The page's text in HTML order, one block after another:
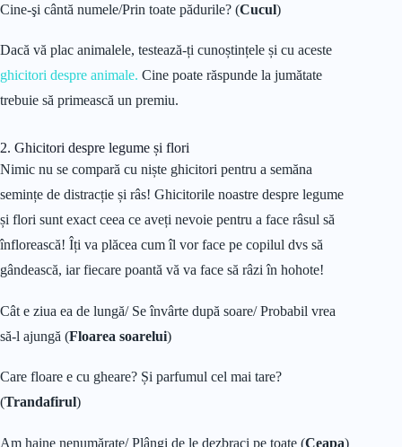
Cine-şi cântă numele/Prin toate pădurile? (Cucul)
Dacă vă plac animalele, testează-ți cunoștințele și cu aceste
ghicitori despre animale. Cine poate răspunde la jumătate
trebuie să primească un premiu.
2. Ghicitori despre legume și flori
Nimic nu se compară cu niște ghicitori pentru a semăna
semințe de distracție și râs! Ghicitorile noastre despre legume
și flori sunt exact ceea ce aveți nevoie pentru a face râsul să
înflorească! Îți va plăcea cum îl vor face pe copilul dvs să
gândească, iar fiecare poantă vă va face să râzi în hohote!
Cât e ziua ea de lungă/ Se învârte după soare/ Probabil vrea
să-l ajungă (Floarea soarelui)
Care floare e cu gheare? Și parfumul cel mai tare?
(Trandafirul)
Am haine nenumărate/ Plângi de le dezbraci pe toate (Ceapa)